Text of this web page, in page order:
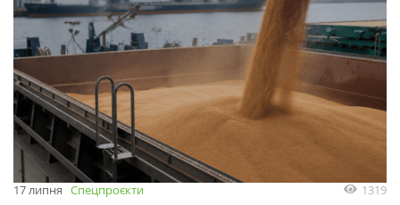
17 липня Спецпроєкти 1319